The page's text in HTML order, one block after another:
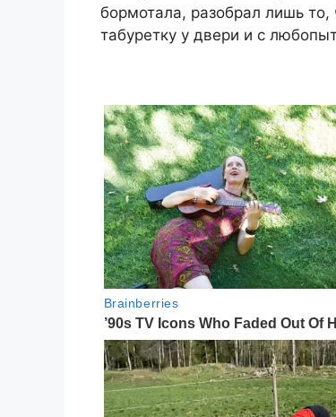
бормотала, разобрал лишь
табуретку у двери и с